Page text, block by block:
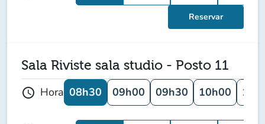
Reservar
Sala Riviste sala studio - Posto 11
schedule Hora 08h30 09h00 09h30 10h00